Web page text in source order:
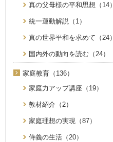
真の父母様の平和思想（14）
統一運動解説（1）
真の世界平和を求めて（24）
国内外の動向を読む（24）
家庭教育（136）
家庭力アップ講座（19）
教材紹介（2）
家庭理想の実現（87）
侍義の生活（20）